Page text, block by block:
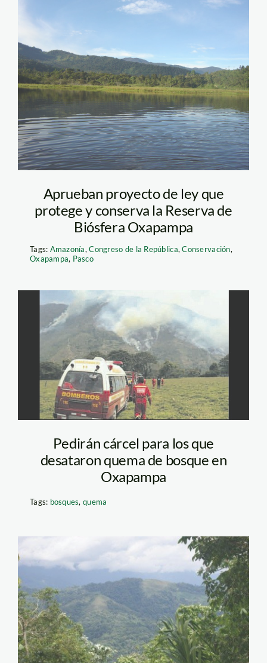
Aprueban proyecto de ley que
protege y conserva la Reserva de
Biósfera Oxapampa
Tags: Amazonía,Congreso de la República,Conservación,
Oxapampa, Pasco
Pedirán cárcel para los que
desataron quema de bosque en
Oxapampa
Tags: bosques,quema
bosque_minam